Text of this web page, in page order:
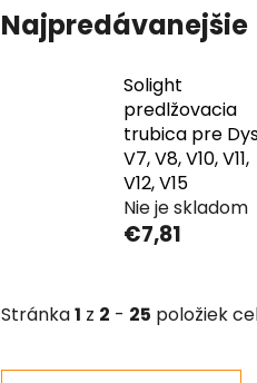
Najpredávanejšie
Solight
predlžovacia
trubica pre
V7, V8, V10, V11,
V12, V15
Nie je skladom
€7,81
Stránka1 z 2 - 25 položiek